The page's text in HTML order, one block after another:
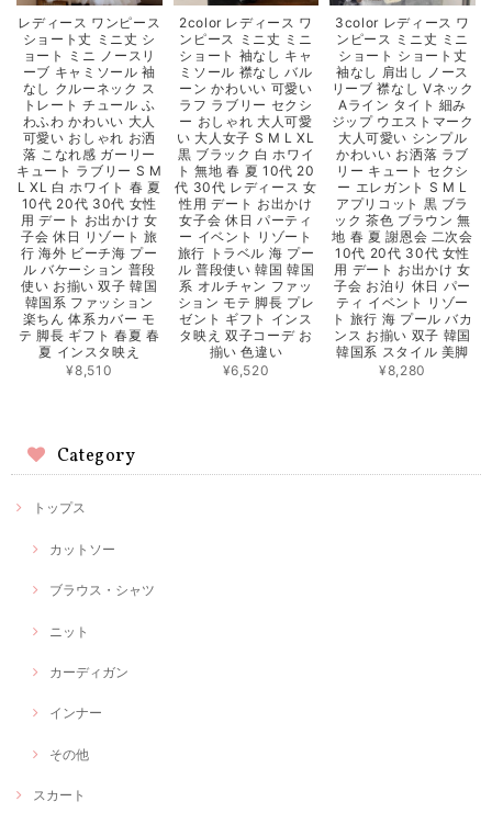
レディース ワンピース
ショート丈 ミニ丈 シ
ョート ミニ ノースリ
ーブ キャミソール 袖
なし クルーネック ス
トレート チュール ふ
わふわ かわいい 大人
可愛い おしゃれ お洒
落 こなれ感 ガーリー
キュート ラブリー S M
L XL 白 ホワイト 春 夏
10代 20代 30代 女性
用 デート お出かけ 女
子会 休日 リゾート 旅
行 海外 ビーチ海 プー
ル バケーション 普段
使い お揃い 双子 韓国
韓国系 ファッション
楽ちん 体系カバー モ
テ 脚長 ギフト 春夏 春
夏 インスタ映え
¥8,510
2color レディース ワ
ンピース ミニ丈 ミニ
ショート 袖なし キャ
ミソール 襟なし バル
ーン かわいい 可愛い
ラフ ラブリー セクシ
ー おしゃれ 大人可愛
い 大人女子 S M L XL
黒 ブラック 白 ホワイ
ト 無地 春 夏 10代 20
代 30代 レディース 女
性用 デート お出かけ
女子会 休日 パーティ
ー イベント リゾート
旅行 トラベル 海 プー
ル 普段使い 韓国 韓国
系 オルチャン ファッ
ション モテ 脚長 プレ
ゼント ギフト インス
タ映え 双子コーデ お
揃い 色違い
¥6,520
3color レディース ワ
ンピース ミニ丈 ミニ
ショート ショート丈
袖なし 肩出し ノース
リーブ 襟なし Vネック
Aライン タイト 細み
ジップ ウエストマーク
大人可愛い シンプル
かわいい お洒落 ラブ
リー キュート セクシ
ー エレガント S M L
アプリコット 黒 ブラ
ック 茶色 ブラウン 無
地 春 夏 謝恩会 二次会
10代 20代 30代 女性
用 デート お出かけ 女
子会 お泊り 休日 パー
ティ イベント リゾー
ト 旅行 海 プール バカ
ンス お揃い 双子 韓国
韓国系 スタイル 美脚
¥8,280
Category
トップス
カットソー
ブラウス・シャツ
ニット
カーディガン
インナー
その他
スカート